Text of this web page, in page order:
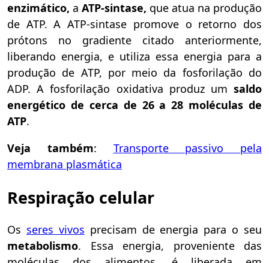
enzimático, a ATP-sintase, que atua na produção
de ATP. A ATP-sintase promove o retorno dos
prótons no gradiente citado anteriormente,
liberando energia, e utiliza essa energia para a
produção de ATP, por meio da fosforilação do
ADP. A fosforilação oxidativa produz um saldo
energético de cerca de 26 a 28 moléculas de
ATP.
Veja também: Transporte passivo pela
membrana plasmática
Respiração celular
Os seres vivos precisam de energia para o seu
metabolismo. Essa energia, proveniente das